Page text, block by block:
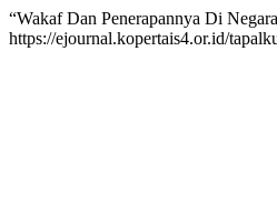
“Wakaf Dan Penerapannya Di
https://ejournal.kopertais4.or.id/